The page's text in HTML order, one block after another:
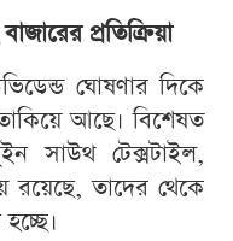
প্রতিক্রিয়া
ঘোষণার দিকে
আছে। বিশেষত
সাউথ টেক্সটাইল,
রয়েছে, তাদের থেকে